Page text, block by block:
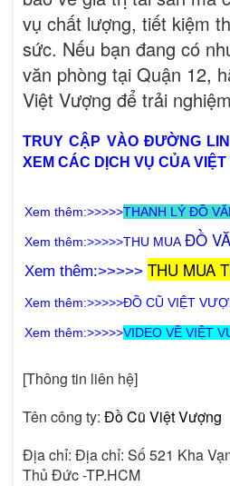
vụ chất lượng, tiết kiệm
sức. Nếu bạn đang có
văn phòng tại Quận 12,
Việt Vượng để trải
TRUY CẬP VÀO ĐƯỜNG
XEM CÁC DỊCH VỤ CỦA
Xem thêm:>>>>>THANH LÝ ĐỒ
Xem thêm:>>>>>THU MUA ĐỒ V
Xem thêm:>>>>> THU MUA
Xem thêm:>>>>>ĐỒ CŨ VIỆT
Xem thêm:>>>>>VIDEO VỀ VIỆT
[Thông tin liên hệ]
Tên công ty: Đồ Cũ Việt Vượng
Địa chỉ: Địa chỉ: Số 521 Kha
Thủ Đức -TP.HCM